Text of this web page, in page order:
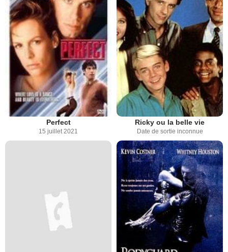
Perfect
15 juillet 2021
Ricky ou la belle vie
Date de sortie inconnue